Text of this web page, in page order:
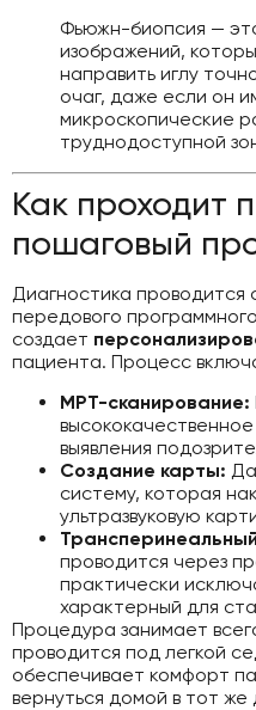
Фьюжн-биопсия —
изображений,
направить иглу
очаг, даже если он
микроскопические
труднодоступной
Как проходит
пошаговый
Диагностика проводится
передового
создает
пациента. Процесс
МРТ-сканирование:
выявления
Создание карты:
систему, которая
ультразвуковую
проводится через
практически
характерный для
Процедура занимает
проводится под легкой
обеспечивает комфорт
вернуться домой в тот же